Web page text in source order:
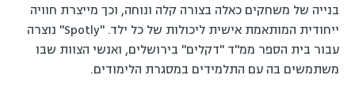
בנייה של משחקים כאלה בצורה קלה ונוחה, וכך מייצרת חוויה
ייחודית המותאמת אישית ליכולות של כל ילד. "Spotly" נוצרה
עבור בית הספר ממ"ד "דקלים" בירושלים, ואנשי הצוות שבו
משתמשים בה עם התלמידים במסגרת הלימודים.